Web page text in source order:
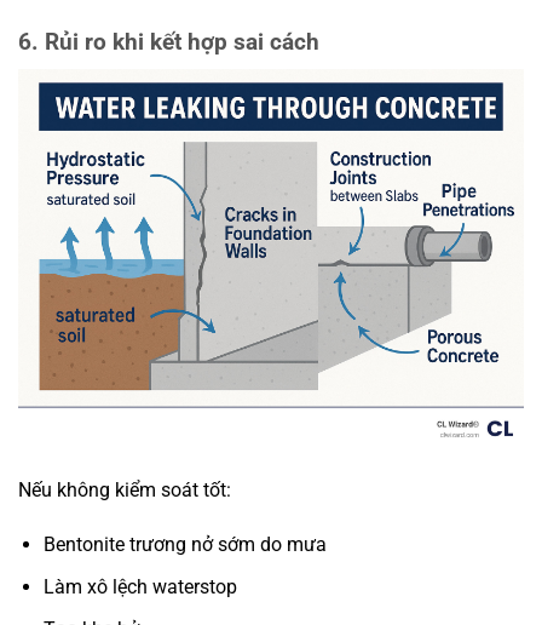
6. Rủi ro khi kết hợp sai cách
Nếu không kiểm soát tốt:
Bentonite trương nở sớm do mưa
Làm xô lệch waterstop